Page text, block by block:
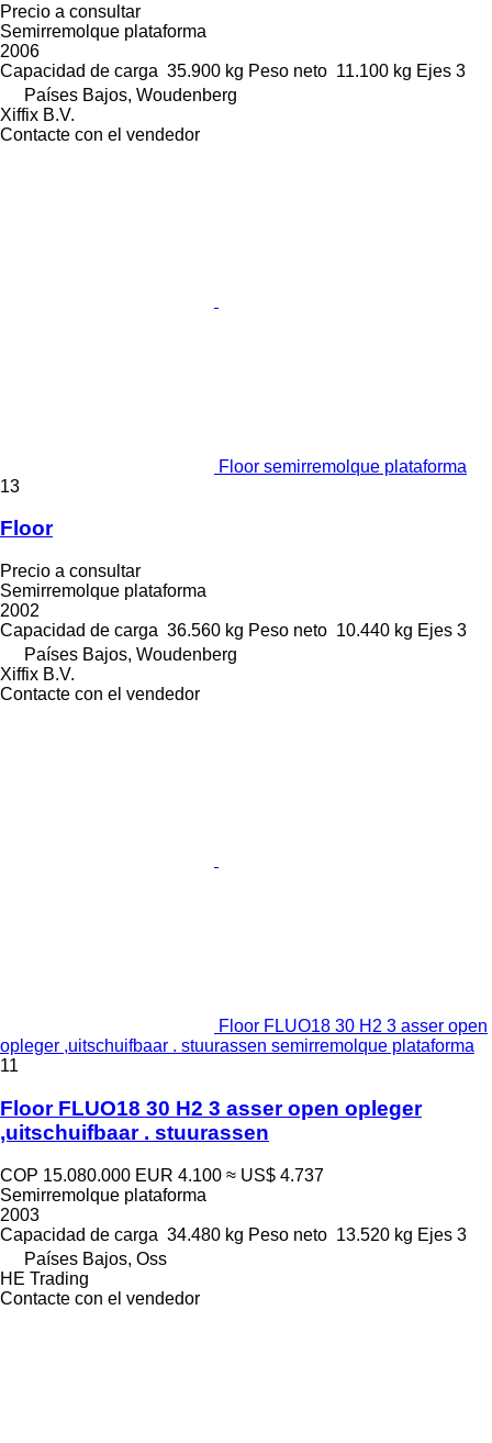
Precio a consultar
Semirremolque plataforma
2006
Capacidad de carga 35.900 kg Peso neto 11.100 kg Ejes 3
Países Bajos, Woudenberg
Xiffix B.V.
Contacte con el vendedor
Floor semirremolque plataforma
13
Floor
Precio a consultar
Semirremolque plataforma
2002
Capacidad de carga 36.560 kg Peso neto 10.440 kg Ejes 3
Países Bajos, Woudenberg
Xiffix B.V.
Contacte con el vendedor
Floor FLUO18 30 H2 3 asser open
opleger ,uitschuifbaar . stuurassen semirremolque plataforma
11
Floor FLUO18 30 H2 3 asser open opleger
,uitschuifbaar . stuurassen
COP 15.080.000 EUR 4.100 ≈ US$ 4.737
Semirremolque plataforma
2003
Capacidad de carga 34.480 kg Peso neto 13.520 kg Ejes 3
Países Bajos, Oss
HE Trading
Contacte con el vendedor